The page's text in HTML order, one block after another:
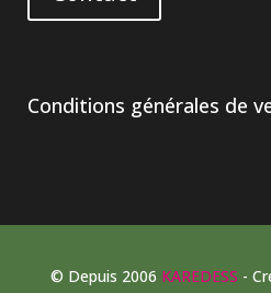
Conditions générales de
© Depuis 2006 KAREDESS -